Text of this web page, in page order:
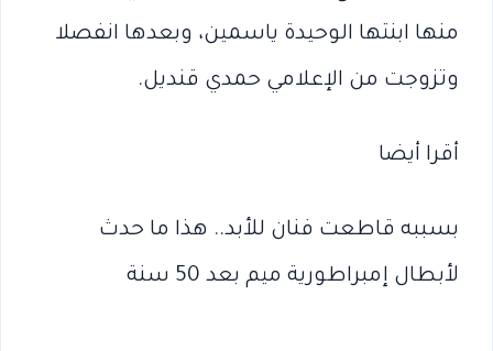
منها ابنتها الوحيدة ياسمين، وبعدها انفصلا
وتزوجت من الإعلامي حمدي قنديل.
أقرا أيضا
بسببه قاطعت فنان للأبد.. هذا ما حدث
لأبطال إمبراطورية ميم بعد 50 سنة